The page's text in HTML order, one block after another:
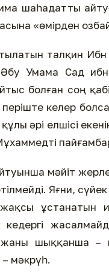
шаһадатты
«өмірден
талқин
Умама Сад
болған соң
келер
әрі елшісі
мәйіт
Яғни,
ұстанатын
жаны шыққанша
мәкрүһ.